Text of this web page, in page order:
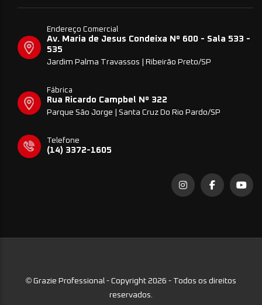
Endereço Comercial
Av. Maria de Jesus Condeixa Nº 600 - Sala 533 -
535
Jardim Palma Travassos | Ribeirão Preto/SP
Fábrica
Rua Ricardo Campbel Nº 322
Parque São Jorge | Santa Cruz Do Rio Pardo/SP
Telefone
(14) 3372-1605
© Grazie Professional - Copyright 2026 - Todos os direitos
reservados.